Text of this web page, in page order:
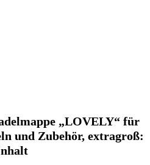
„LOVELY“ für
und Zubehör, extragroß: